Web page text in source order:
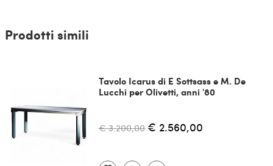
Prodotti simili
Tavolo Icarus di E Sottsass e M. De
Lucchi per Olivetti, anni '80
€ 3.200,00 € 2.560,00